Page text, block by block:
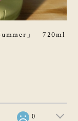
」 720ml
0